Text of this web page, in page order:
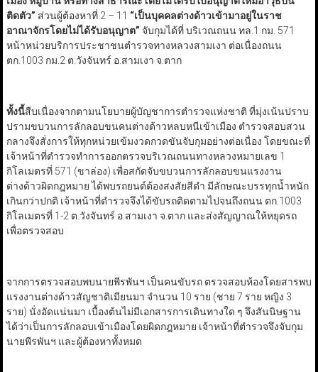
ติดตัว” ส่วนผู้ต้องหาที่ 2 – 11 “เป็นบุคคลต่างด้าวเข้ามาอยู่ในราช
อาณาจักรโดยไม่ได้รับอนุญาต” จับกุมได้ที่ บริเวณถนน ทล.1 กม. 571
หน้าหน่วยบริการประชาชนตำรวจทางหลวงสามเงา ต่อเนื่องถนน
ตก.1003 กม.2 ต.วังจันทร์ อ.สามเงา จ.ตาก
ทั้งนี้สืบเนื่องจากตามนโยบายผู้บัญชาการตำรวจแห่งชาติ ที่มุ่งเน้นปราบ
ปรามขบวนการลักลอบขนคนต่างด้าวหลบหนีเข้าเมือง ตำรวจสอบสวน
กลางจึงสั่งการให้ทุกหน่วยเข้มงวดกวดขันจับกุมอย่างต่อเนื่อง โดยขณะที่
เจ้าหน้าที่ตำรวจทำการออกตรวจบริเวณถนนทางหลวงหมายเลข 1
กิโลเมตรที่ 571 (ขาล่อง) เพื่อสกัดจับขบวนการลักลอบขนแรงงาน
ต่างด้าวผิดกฎหมาย ได้พบรถยนต์ต้องสงสัยสีดำ มีลักษณะบรรทุกน้ำหนัก
เกินกว่าปกติ เจ้าหน้าที่ตำรวจจึงได้ขับรถติดตามไปจนถึงถนน ตก.1003
กิโลเมตรที่ 1-2 ต.วังจันทร์ อ.สามเงา จ.ตาก และส่งสัญญาณให้หยุดรถ
เพื่อตรวจสอบ
จากการตรวจสอบพบนายพีรพันฯ เป็นคนขับรถ ตรวจสอบห้องโดยสารพบ
แรงงานต่างด้าวสัญชาติเมียนมา จำนวน 10 ราย (ชาย 7 ราย หญิง 3
ราย) นั่งอัดแน่นมา เบื้องต้นไม่มีเอกสารการเดินทางใด ๆ จึงสันนิษฐาน
ได้ว่าเป็นการลักลอบเข้าเมืองโดยผิดกฎหมาย เจ้าหน้าที่ตำรวจจึงจับกุม
นายพีรพันฯ และผู้ต้องหาทั้งหมด